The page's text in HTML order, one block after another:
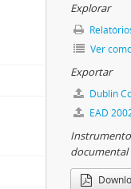
Explorar
Ver
Exportar
Dublin
EAD
documental